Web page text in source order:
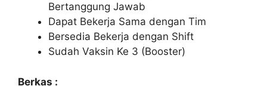
Bertanggung Jawab
Dapat Bekerja Sama dengan Tim
Bersedia Bekerja dengan Shift
Sudah Vaksin Ke 3 (Booster)
Berkas :